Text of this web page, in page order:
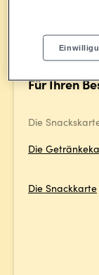
Für Ihren
Die
Die
Die Snackkarte